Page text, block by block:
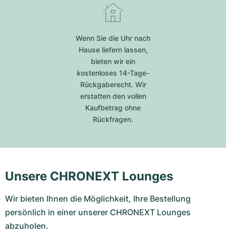
Wenn Sie die Uhr nach
Hause liefern lassen,
bieten wir ein
kostenloses 14-Tage-
Rückgaberecht. Wir
erstatten den vollen
Kaufbetrag ohne
Rückfragen.
Unsere CHRONEXT Lounges
Wir bieten Ihnen die Möglichkeit, Ihre Bestellung
persönlich in einer unserer CHRONEXT Lounges
abzuholen.